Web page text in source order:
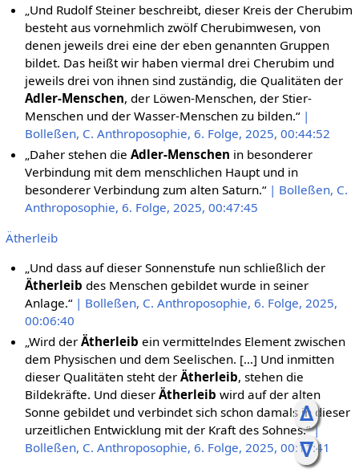
ᐃ
ᐁ
„Und Rudolf Steiner beschreibt, dieser Kreis der Cherubim
besteht aus vornehmlich zwölf Cherubimwesen, von
denen jeweils drei eine der eben genannten Gruppen
bildet. Das heißt wir haben viermal drei Cherubim und
jeweils drei von ihnen sind zuständig, die Qualitäten der
Adler-Menschen, der Löwen-Menschen, der Stier-
Menschen und der Wasser-Menschen zu bilden.“ |
Bolleßen, C. Anthroposophie, 6. Folge, 2025, 00:44:52
„Daher stehen dieAdler-Menschen in besonderer
Verbindung mit dem menschlichen Haupt und in
besonderer Verbindung zum alten Saturn.“ | Bolleßen, C.
Anthroposophie, 6. Folge, 2025, 00:47:45
Ätherleib
„Und dass auf dieser Sonnenstufe nun schließlich der
Ätherleib des Menschen gebildet wurde in seiner
Anlage.“ | Bolleßen, C. Anthroposophie, 6. Folge, 2025,
00:06:40
„Wird derÄtherleib ein vermittelndes Element zwischen
dem Physischen und dem Seelischen. […] Und inmitten
dieser Qualitäten steht derÄtherleib, stehen die
Bildekräfte. Und dieserÄtherleib wird auf der alten
Sonne gebildet und verbindet sich schon damals in dieser
urzeitlichen Entwicklung mit der Kraft des Sohnes.“|
Bolleßen, C. Anthroposophie, 6. Folge, 2025, 00:11:41